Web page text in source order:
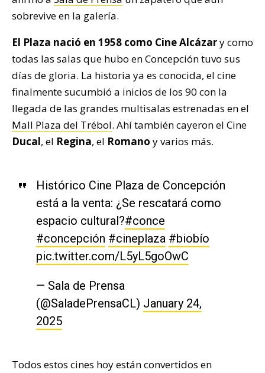
sobrevive en la galería.
El Plaza nació en 1958 como Cine Alcázary como
todas las salas que hubo en Concepción tuvo sus
días de gloria. La historia ya es conocida, el cine
finalmente sucumbió a inicios de los 90 con la
llegada de las grandes multisalas estrenadas en el
Mall Plaza del Trébol. Ahí también cayeron el Cine
Ducal, el Regina, el Romano y varios más.
Histórico Cine Plaza de Concepción
está a la venta: ¿Se rescatará como
espacio cultural?#conce
#concepción #cineplaza #biobío
pic.twitter.com/L5yL5goOwC
— Sala de Prensa
(@SaladePrensaCL) January 24,
2025
Todos estos cines hoy están convertidos en